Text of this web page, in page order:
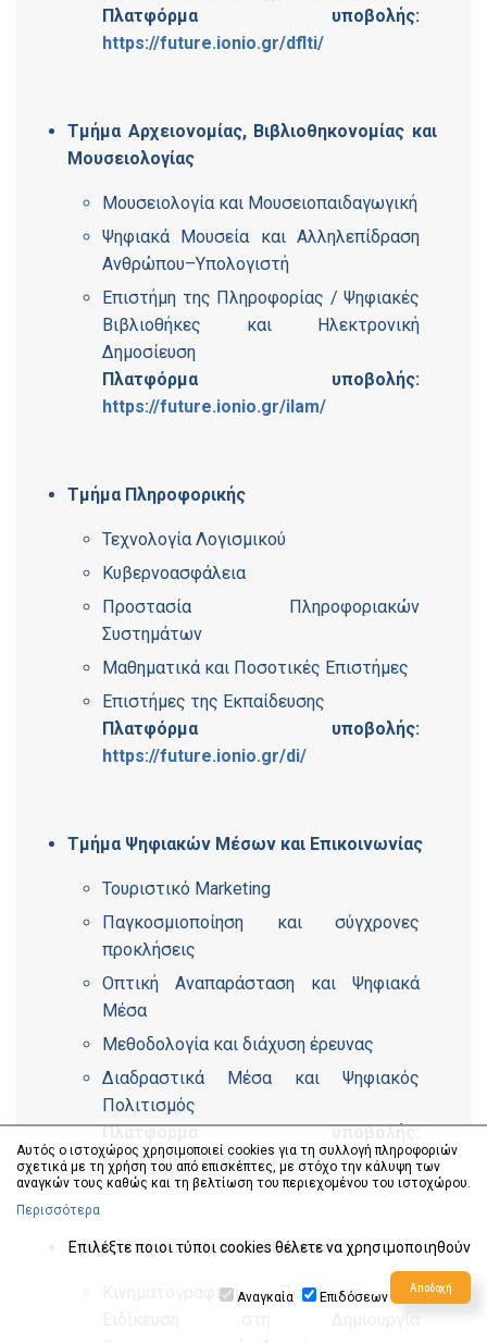
Πλατφόρμα υποβολής:
https://future.ionio.gr/dflti/
Τμήμα Αρχειονομίας, Βιβλιοθηκονομίας και
Μουσειολογίας
Μουσειολογία και Μουσειοπαιδαγωγική
Ψηφιακά Μουσεία και Αλληλεπίδραση
Ανθρώπου–Υπολογιστή
Επιστήμη της Πληροφορίας / Ψηφιακές
Βιβλιοθήκες και Ηλεκτρονική
Δημοσίευση
Πλατφόρμα υποβολής:
https://future.ionio.gr/ilam/
Τμήμα Πληροφορικής
Τεχνολογία Λογισμικού
Κυβερνοασφάλεια
Προστασία Πληροφοριακών
Συστημάτων
Μαθηματικά και Ποσοτικές Επιστήμες
Επιστήμες της Εκπαίδευσης
Πλατφόρμα υποβολής:
https://future.ionio.gr/di/
Τμήμα Ψηφιακών Μέσων και Επικοινωνίας
Τουριστικό Marketing
Παγκοσμιοποίηση και σύγχρονες
προκλήσεις
Οπτική Αναπαράσταση και Ψηφιακά
Μέσα
Μεθοδολογία και διάχυση έρευνας
Διαδραστικά Μέσα και Ψηφιακός
Πολιτισμός
Πλατφόρμα υποβολής:
https://future.ionio.gr/dmc/
Τμήμα Τεχνών Ήχου και Εικόνας
Κινηματογραφική Παραγωγή με
Ειδίκευση στη Δημιουργία
Αυτός ο ιστοχώρος χρησιμοποιεί cookies για τη συλλογή πληροφοριών
σχετικά με τη χρήση του από επισκέπτες, με στόχο την κάλυψη των
αναγκών τους καθώς και τη βελτίωση του περιεχομένου του ιστοχώρου.
Περισσότερα
Επιλέξτε ποιοι τύποι cookies θέλετε να χρησιμοποιηθούν
Αναγκαία Επιδόσεων